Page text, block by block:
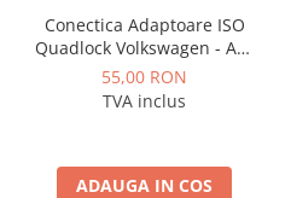
Conectica Adaptoare ISO
Quadlock Volkswagen - AD-
ISOVW
55,00 RON
TVA inclus
ADAUGA IN COS